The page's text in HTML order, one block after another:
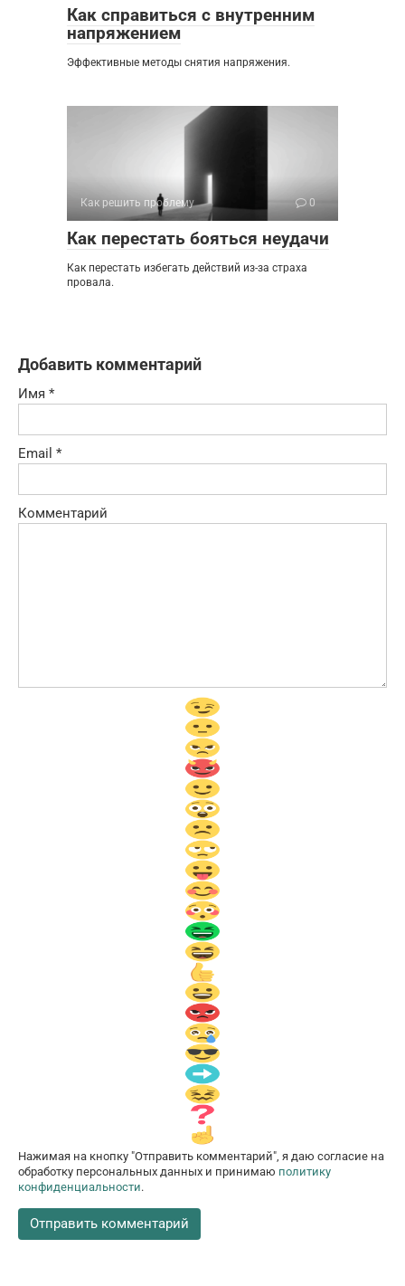
Как справиться с внутренним
напряжением
Эффективные методы снятия напряжения.
Как решить проблему 0
Как перестать бояться неудачи
Как перестать избегать действий из-за страха
провала.
Добавить комментарий
Имя *
Email *
Комментарий
Нажимая на кнопку "Отправить комментарий", я даю согласие на
обработку персональных данных и принимаю политику
конфиденциальности.